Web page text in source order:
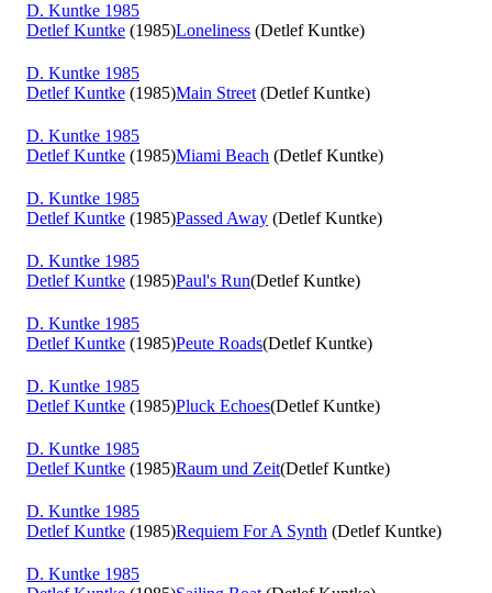
D. Kuntke 1985
Detlef Kuntke (1985)Loneliness (Detlef Kuntke)
D. Kuntke 1985
Detlef Kuntke (1985)Main Street (Detlef Kuntke)
D. Kuntke 1985
Detlef Kuntke (1985)Miami Beach (Detlef Kuntke)
D. Kuntke 1985
Detlef Kuntke (1985)Passed Away (Detlef Kuntke)
D. Kuntke 1985
Detlef Kuntke (1985)Paul's Run(Detlef Kuntke)
D. Kuntke 1985
Detlef Kuntke (1985)Peute Roads(Detlef Kuntke)
D. Kuntke 1985
Detlef Kuntke (1985)Pluck Echoes(Detlef Kuntke)
D. Kuntke 1985
Detlef Kuntke (1985)Raum und Zeit(Detlef Kuntke)
D. Kuntke 1985
Detlef Kuntke (1985)Requiem For A Synth (Detlef Kuntke)
D. Kuntke 1985